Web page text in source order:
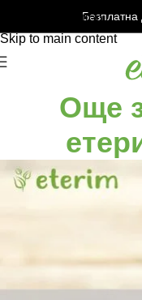
Skip to navigation
Skip to main content
Още